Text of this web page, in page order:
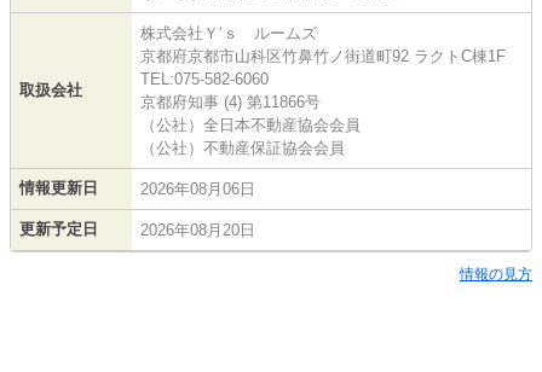
取扱会社
株式会社Ｙ‘ｓ ルームズ
京都府京都市山科区竹鼻竹ノ街道町92 ラクトC棟1F
TEL:075-582-6060
京都府知事 (4) 第11866号
（公社）全日本不動産協会会員
（公社）不動産保証協会会員
情報更新日 2026年08月06日
更新予定日 2026年08月20日
情報の見方